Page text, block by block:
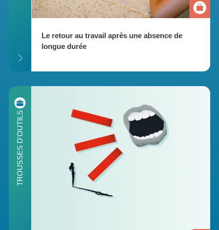
Le retour au travail après une absence de
longue durée
TROUSSES D'OUTILS